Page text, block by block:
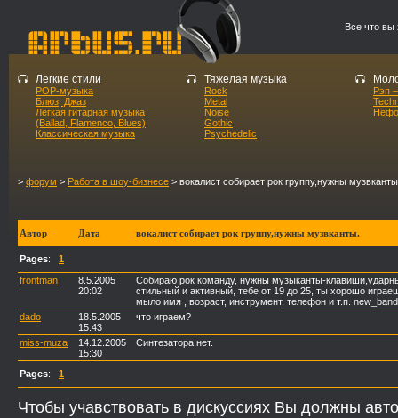
Все что вы
Легкие стили
POP-музыка
Блюз, Джаз
Лёгкая гитарная музыка
(Ballad, Flamenco, Blues)
Классическая музыка
Тяжелая музыка
Rock
Metal
Noise
Gothic
Psychedelic
Рэп
> форум > Работа в шоу-бизнесе > вокалист собирает рок группу,нужны
Автор Дата вокалист собирает рок группу,нужны музвканты.
Pages: 1
frontman
8.5.2005
20:02
Собираю рок команду, нужны музыканты-
стильный и активный, тебе от 19 до 25, ты хорошо
мыло имя , возраст, инструмент, телефон и т.п.
dado
18.5.2005
15:43
что играем?
miss-muza
14.12.2005
15:30
Синтезатора нет.
Pages: 1
Чтобы учавствовать в дискуссиях Вы должны